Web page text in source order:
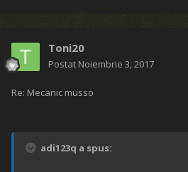
Toni20
Postat Noiembrie 3, 2017
Re: Mecanic musso
adi123q a spus: